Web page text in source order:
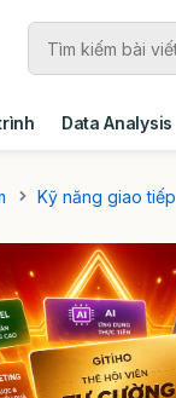
Data Analysis
Kỹ năng giao tiếp